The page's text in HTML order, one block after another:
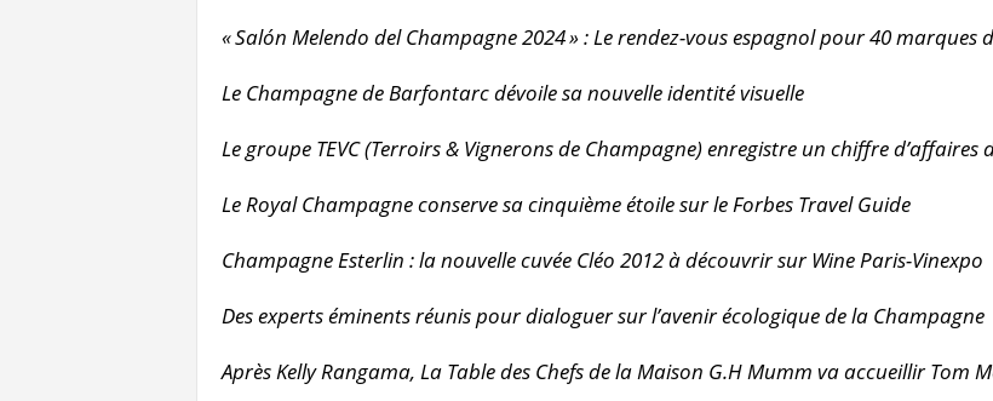
« Salón Melendo del Champagne 2024 » : Le rendez-vous espagnol pour 40 marques
Le Champagne de Barfontarc dévoile sa nouvelle identité visuelle
Le groupe TEVC (Terroirs & Vignerons de Champagne) enregistre un chiffre d’affaires
Le Royal Champagne conserve sa cinquième étoile sur le Forbes Travel Guide
Champagne Esterlin : la nouvelle cuvée Cléo 2012 à découvrir sur Wine Paris-Vinexpo
Des experts éminents réunis pour dialoguer sur l’avenir écologique de la Champagne
Après Kelly Rangama, La Table des Chefs de la Maison G.H Mumm va accueillir Tom